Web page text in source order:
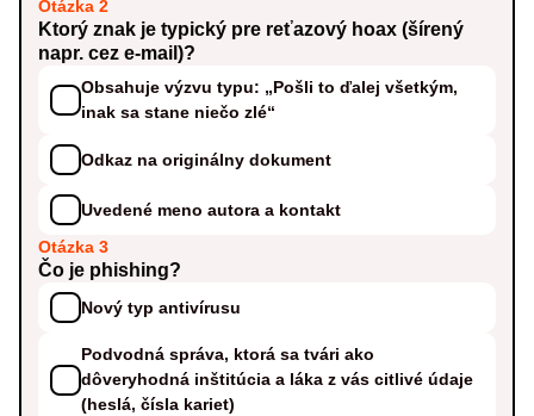
Otázka 2
Ktorý znak je typický pre reťazový hoax (šírený
napr. cez e-mail)?
Obsahuje výzvu typu: „Pošli to ďalej všetkým,
inak sa stane niečo zlé“
Odkaz na originálny dokument
Uvedené meno autora a kontakt
Otázka 3
Čo je phishing?
Nový typ antivírusu
Podvodná správa, ktorá sa tvári ako
dôveryhodná inštitúcia a láka z vás citlivé údaje
(heslá, čísla kariet)